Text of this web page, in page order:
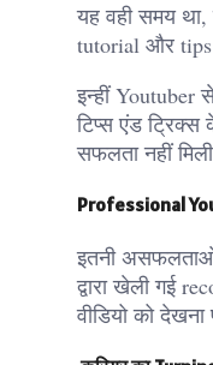
यह वही समय
tutorial और
इन्हीं
टिप्स एंड
सफलता नहीं
Professional
इतनी
द्वारा खेली गई
वीडियो को